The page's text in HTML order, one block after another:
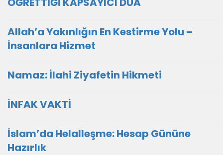
Allah’a Yakınlığın En Kestirme Yolu –
İnsanlara Hizmet
Namaz: İlahi Ziyafetin Hikmeti
İNFAK VAKTİ
İslam’da Helalleşme: Hesap Gününe
Hazırlık